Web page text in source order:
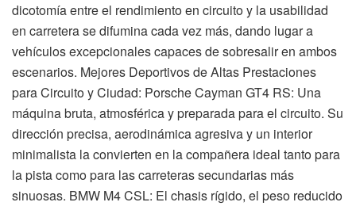
dicotomía entre el rendimiento en circuito y la usabilidad
en carretera se difumina cada vez más, dando lugar a
vehículos excepcionales capaces de sobresalir en ambos
escenarios. Mejores Deportivos de Altas Prestaciones
para Circuito y Ciudad: Porsche Cayman GT4 RS: Una
máquina bruta, atmosférica y preparada para el circuito. Su
dirección precisa, aerodinámica agresiva y un interior
minimalista la convierten en la compañera ideal tanto para
la pista como para las carreteras secundarias más
sinuosas. BMW M4 CSL: El chasis rígido, el peso reducido